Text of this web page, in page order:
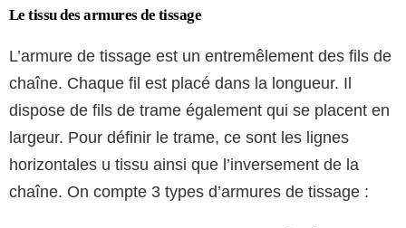
Le tissu des armures de tissage
L’armure de tissage est un entremêlement des fils de
chaîne. Chaque fil est placé dans la longueur. Il
dispose de fils de trame également qui se placent en
largeur. Pour définir le trame, ce sont les lignes
horizontales u tissu ainsi que l’inversement de la
chaîne. On compte 3 types d’armures de tissage :